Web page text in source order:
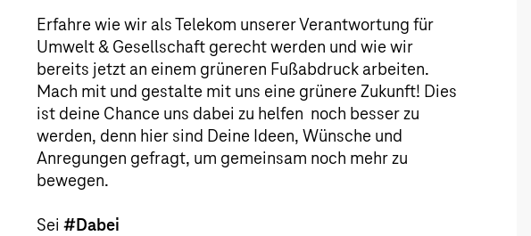
Erfahre wie wir als Telekom unserer Verantwortung für
Umwelt & Gesellschaft gerecht werden und wie wir
bereits jetzt an einem grüneren Fußabdruck arbeiten.
Mach mit und gestalte mit uns eine grünere Zukunft! Dies
ist deine Chance uns dabei zu helfen noch besser zu
werden, denn hier sind Deine Ideen, Wünsche und
Anregungen gefragt, um gemeinsam noch mehr zu
bewegen.
Sei #Dabei